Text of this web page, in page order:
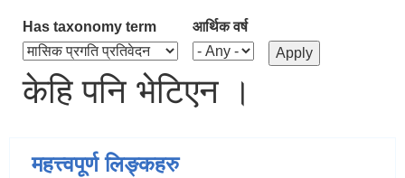
Has taxonomy term आर्थिक वर्ष
केहि पनि भेटिएन ।
महत्त्वपूर्ण लिङ्कहरु